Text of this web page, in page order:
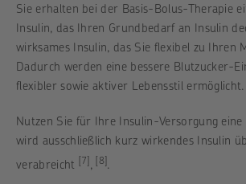
Sie erhalten bei der Basis-Bolus-Therapie
Insulin, das Ihren Grundbedarf an Insulin
wirksames Insulin, das Sie flexibel zu Ihren
Dadurch werden eine bessere Blutzucker-
flexibler sowie aktiver Lebensstil ermöglicht.
Nutzen Sie für Ihre Insulin-Versorgung
wird ausschließlich kurz wirkendes Insulin
verabreicht [7],[8].